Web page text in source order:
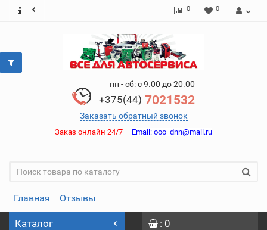
0 0
пн - сб: с 9.00 до 20.00
+375(44) 7021532
Заказать обратный звонок
Заказ онлайн 24/7 Email: ooo_dnn@mail.ru
Главная Отзывы
Каталог : 0